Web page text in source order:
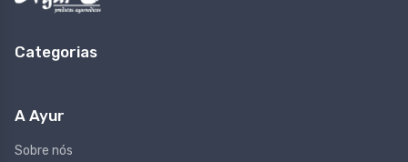
Categorias
A Ayur
Sobre nós